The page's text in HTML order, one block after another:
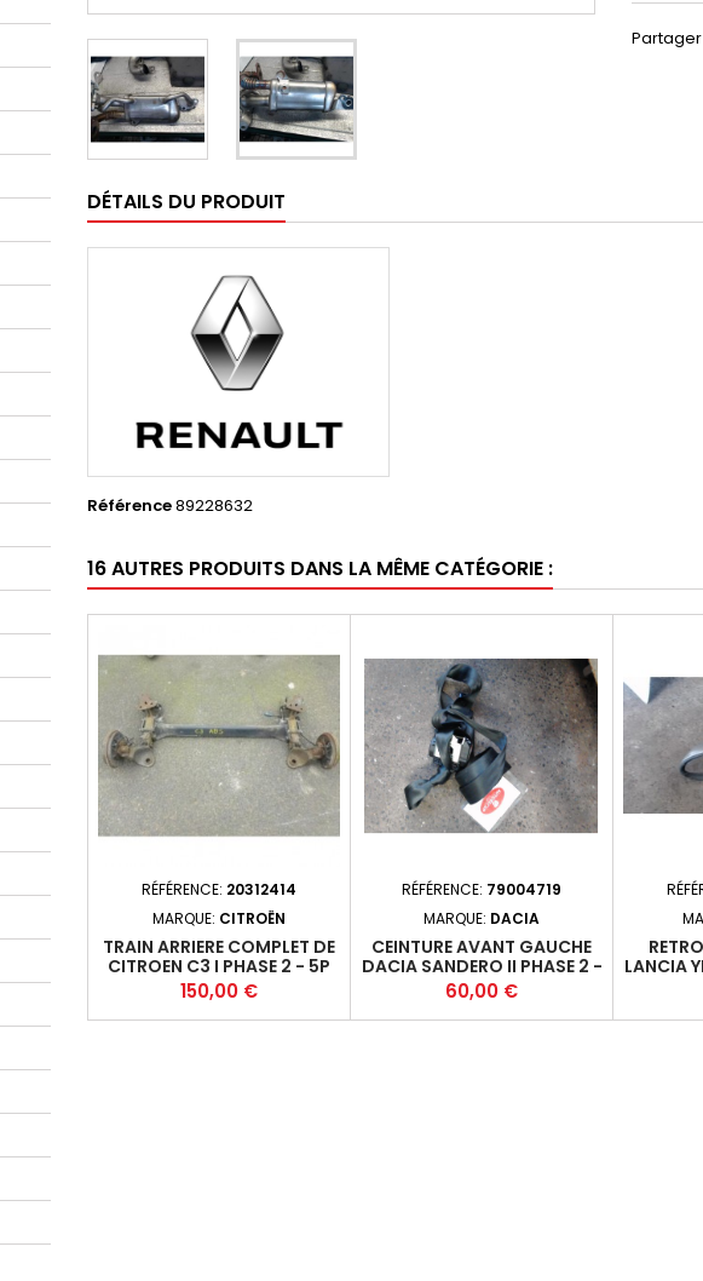
Partager
DÉTAILS DU PRODUIT
Référence89228632
16 AUTRES PRODUITS DANS LA MÊME CATÉGORIE :
RÉFÉRENCE: 20312414
MARQUE: CITROËN
TRAIN ARRIERE COMPLET DE
CITROEN C3 I PHASE 2 - 5P
2005-10-2010-12 1.4HDI 70
(50KW) - 8HZ / DV4TD - M5
*
Prix
150,00 €
RÉFÉRENCE: 79004719
MARQUE: DACIA
CEINTURE AVANT GAUCHE
DACIA SANDERO II PHASE 2 -
5P 2017-02*
Prix
60,00 €
LANCIA